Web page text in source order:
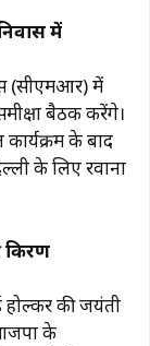
में
(सीएमआर) में
बैठक करेंगे।
के बाद
के लिए रवाना
किरण
होल्कर की जयंती
के